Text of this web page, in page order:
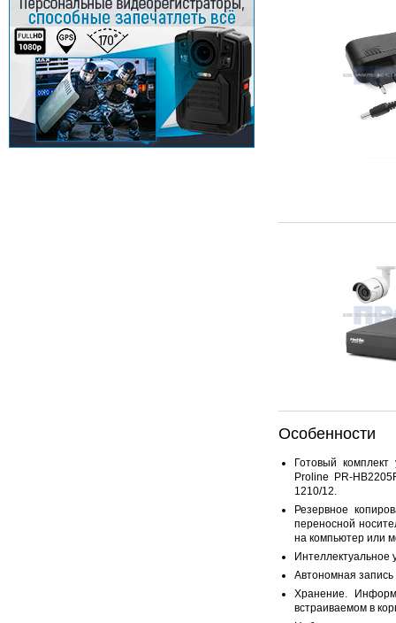
Особенности
Готовый
Proline PR-
1210/12.
Резервное
переносной
на компьютер или
Автономная
Хранение.
встраиваемом в